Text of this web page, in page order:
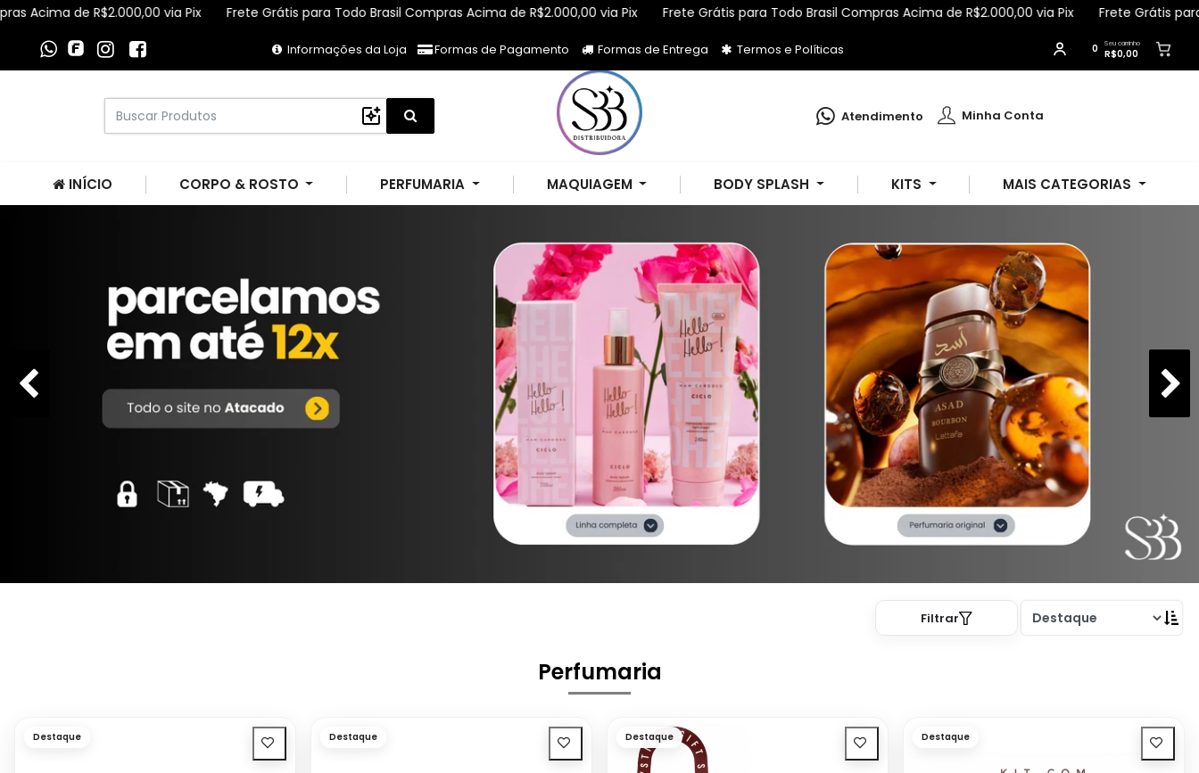
via Pix Frete Grátis para Todo Brasil Compras Acima de R$2.000,00 via Pix Frete Grátis para Todo Brasil Compras Acima de R$2.000,00 via Pix Frete Grátis para Todo Brasil
Informações da Loja Formas de Pagamento Formas de Entrega Termos e Políticas 0 Seu carrinho
R$0,00
Atendimento Minha Conta
INÍCIO CORPO & ROSTO PERFUMARIA MAQUIAGEM BODY SPLASH KITS MAIS CATEGORIAS
Filtrar
Perfumaria
Destaque Destaque Destaque Destaque
Compra verificada Pedido de R$ 3.018,64